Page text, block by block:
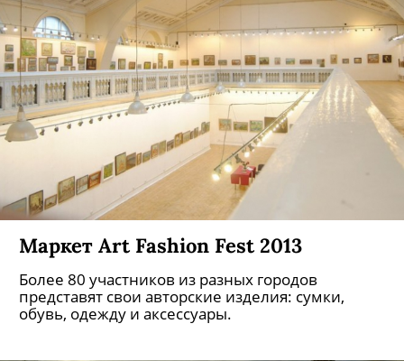
Маркет Art Fashion Fest 2013
Более 80 участников из разных городов
представят свои авторские изделия: сумки,
обувь, одежду и аксессуары.